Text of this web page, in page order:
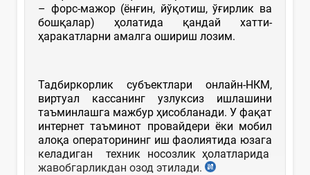
– форс-мажор (ёнғин, йўқотиш, ўғирлик ва
бошқалар) ҳолатида қандай хатти-
ҳаракатларни амалга ошириш лозим.
Тадбиркорлик субъектлари онлайн-НКМ,
виртуал кассанинг узлуксиз ишлашини
таъминлашга мажбур ҳисобланади. У фақат
интернет таъминот провайдери ёки мобил
алоқа операторининг иш фаолиятида юзага
келадиган техник носозлик ҳолатларида
жавобгарликдан озод этилади.